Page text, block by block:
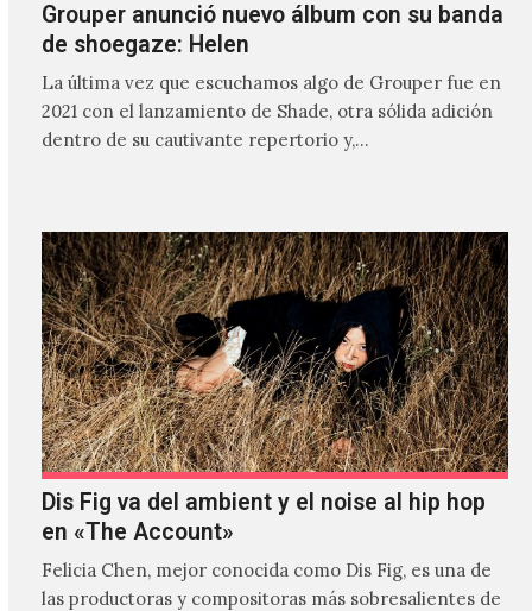
Grouper anunció nuevo álbum con su banda
de shoegaze: Helen
La última vez que escuchamos algo de Grouper fue en
2021 con el lanzamiento de Shade, otra sólida adición
dentro de su cautivante repertorio y,…
Dis Fig va del ambient y el noise al hip hop
en «The Account»
Felicia Chen, mejor conocida como Dis Fig, es una de
las productoras y compositoras más sobresalientes de